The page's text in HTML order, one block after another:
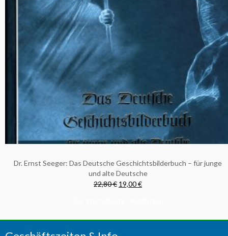
Dr. Ernst Seeger: Das Deutsche Geschichtsbilderbuch – für junge
und alte Deutsche
22,80 € 19,00 €